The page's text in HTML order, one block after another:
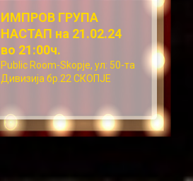
ИМПРОВ ГРУПА
НАСТАП на 21.02.24
во 21:00ч.
Public Room-Skopje, ул: 50-та
Дивизија бр.22 СКОПЈЕ